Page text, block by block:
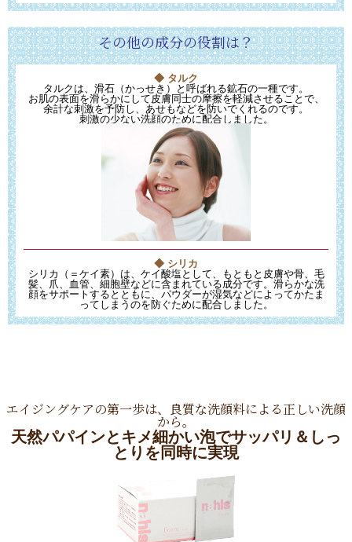
その他の成分の役割は？
◆ タルク
タルクは、滑石（かっせき）と呼ばれる鉱石の一種です。
お肌の表面を滑らかにして皮膚同士の摩擦を軽減させることで、
余計な刺激を予防し、あせもなどを防いでくれるのです。
刺激の少ない洗顔のために配合しました。
◆ シリカ
シリカ（＝ケイ素）は、ケイ酸塩として、もともと皮膚や骨、毛
髪、爪、血管、細胞壁などに含まれている成分です。滑らかな洗
顔をサポートするとともに、パウダーが湿気などによってかたま
ってしまうのを防ぐために配合しました。
エイジングケアの第一歩は、良質な洗顔料による正しい洗顔
から。
天然パパインとキメ細かい泡でサッパリ＆しっ
とりを同時に実現